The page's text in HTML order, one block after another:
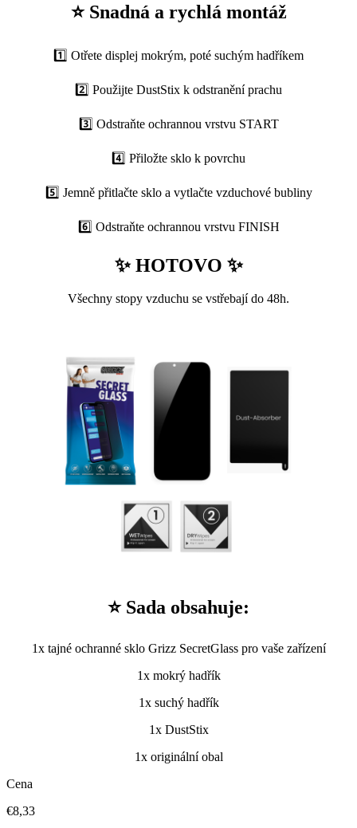
⭐ Snadná a rychlá montáž
1️⃣ Otřete displej mokrým, poté suchým hadříkem
2️⃣ Použijte DustStix k odstranění prachu
3️⃣ Odstraňte ochrannou vrstvu START
4️⃣ Přiložte sklo k povrchu
5️⃣ Jemně přitlačte sklo a vytlačte vzduchové bubliny
6️⃣ Odstraňte ochrannou vrstvu FINISH
✨ HOTOVO ✨
Všechny stopy vzduchu se vstřebají do 48h.
⭐ Sada obsahuje:
1x tajné ochranné sklo Grizz SecretGlass pro vaše zařízení
1x mokrý hadřík
1x suchý hadřík
1x DustStix
1x originální obal
Cena
€8,33